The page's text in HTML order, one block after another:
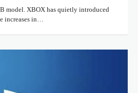
model. XBOX has quietly introduced
increases in…